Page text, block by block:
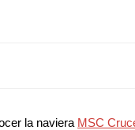
la naviera MSC